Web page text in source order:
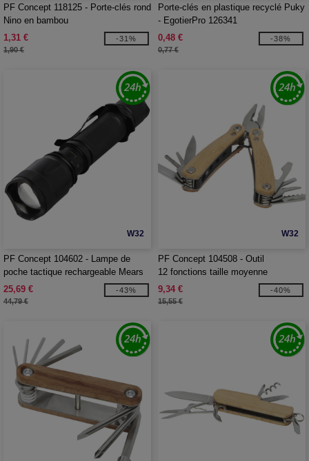
PF Concept 118125 - Porte-clés rond
Nino en bambou
1,31 €
1,90 €
-31%
Porte-clés en plastique recyclé Puky
- EgotierPro 126341
0,48 €
0,77 €
-38%
W32
PF Concept 104602 - Lampe de
poche tactique rechargeable Mears
de 5 W
25,69 €
44,79 €
-43%
W32
PF Concept 104508 - Outil
12 fonctions taille moyenne
Anderson en bois
9,34 €
15,55 €
-40%